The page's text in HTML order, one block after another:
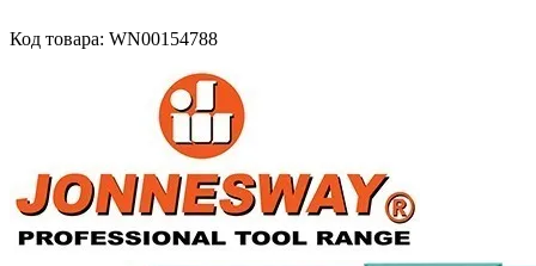
Код товара: WN00154788